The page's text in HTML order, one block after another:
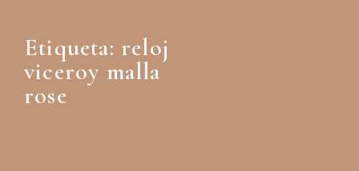
Etiqueta: reloj
viceroy malla
rose